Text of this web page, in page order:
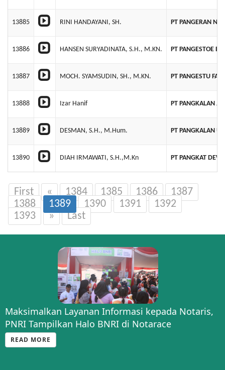
13885 RINI HANDAYANI, SH. PT PANGERAN
13886 HANSEN SURYADINATA, S.H., M.KN. PT PANGESTOE
13887 MOCH. SYAMSUDIN, SH., M.KN. PT PANGESTU
13888 Izar Hanif PT PANGKALAN
13889 DESMAN, S.H., M.Hum. PT PANGKALAN
13890 DIAH IRMAWATI, S.H.,M.Kn PT PANGKAT
First « 1384 1385 1386
1387
1388
1389 1390 1391
1392
1393
» Last
Maksimalkan Layanan Informasi kepada Notaris,
PNRI Tampilkan Halo BNRI di Notarace
READ MORE